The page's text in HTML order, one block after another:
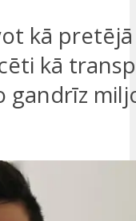
kā
kā
gandrīz